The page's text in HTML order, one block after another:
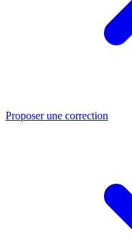
Proposer une correction